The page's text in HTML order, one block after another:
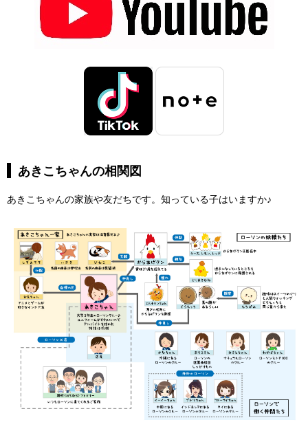
あきこちゃんの相関図
あきこちゃんの家族や友だちです。知っている子はいますか♪